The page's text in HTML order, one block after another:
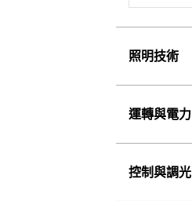
照明技術
運轉與電力
控制與調光